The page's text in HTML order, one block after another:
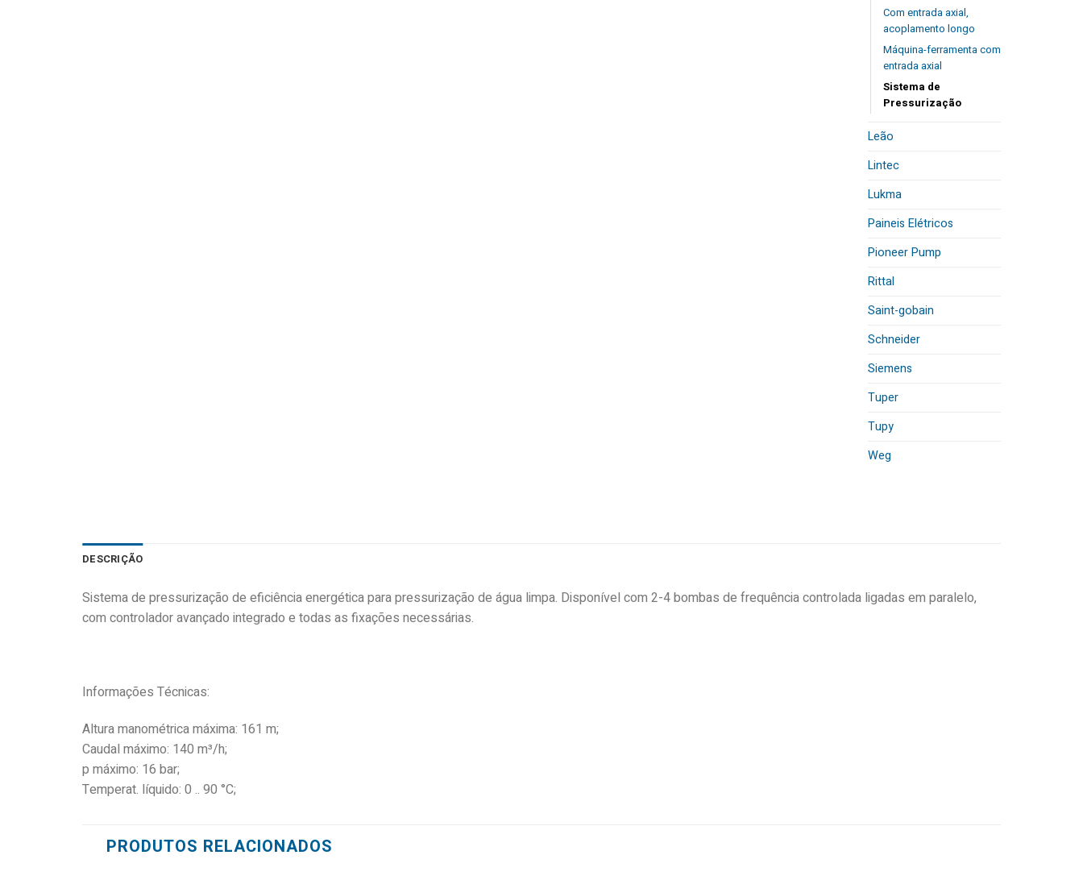
Com entrada axial,
acoplamento longo
Máquina-ferramenta com
entrada axial
Sistema de
Pressurização
Leão
Lintec
Lukma
Paineis Elétricos
Pioneer Pump
Rittal
Saint-gobain
Schneider
Siemens
Tuper
Tupy
Weg
DESCRIÇÃO
Sistema de pressurização de eficiência energética para pressurização de água limpa. Disponível com 2-4 bombas de frequência controlada ligadas em paralelo,
com controlador avançado integrado e todas as fixações necessárias.
Informações Técnicas:
Altura manométrica máxima: 161 m;
Caudal máximo: 140 m³/h;
p máximo: 16 bar;
Temperat. líquido: 0 .. 90 °C;
PRODUTOS RELACIONADOS